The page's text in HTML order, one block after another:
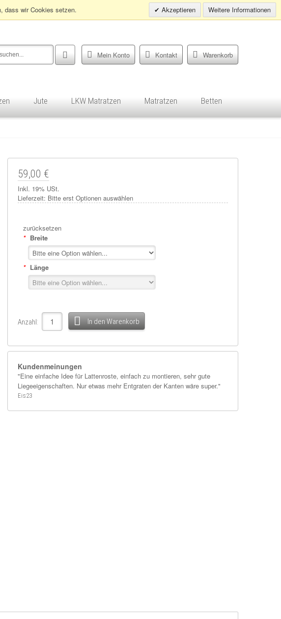
dass wir Cookies setzen. Akzeptieren Weitere Informationen
Infohotline:0049 (0)30 398202080
Mein Konto Kontakt Warenkorb
Jute LKW Matratzen Matratzen Betten
59,00 €
Inkl. 19% USt.
Lieferzeit: Bitte erst Optionen auswählen
zurücksetzen
* Breite
* Länge
Anzahl: In den Warenkorb
Kundenmeinungen
"Eine einfache Idee für Lattenroste, einfach zu montieren, sehr gute
Liegeeigenschaften. Nur etwas mehr Entgraten der Kanten wäre super."
Eis23